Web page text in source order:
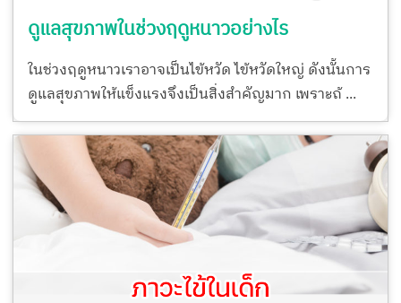
ดูแลสุขภาพในช่วงฤดูหนาวอย่างไร
ในช่วงฤดูหนาวเราอาจเป็นไข้หวัด ไข้หวัดใหญ่ ดังนั้นการ
ดูแลสุขภาพให้แข็งแรงจึงเป็นสิ่งสำคัญมาก เพราะถ้ ...